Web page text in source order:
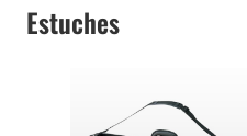
Estuches